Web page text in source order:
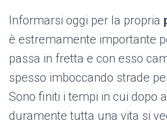
Informarsi oggi per la propria
è estremamente importante
passa in fretta e con esso
spesso imboccando strade
Sono finiti i tempi in cui dopo
duramente tutta una vita si